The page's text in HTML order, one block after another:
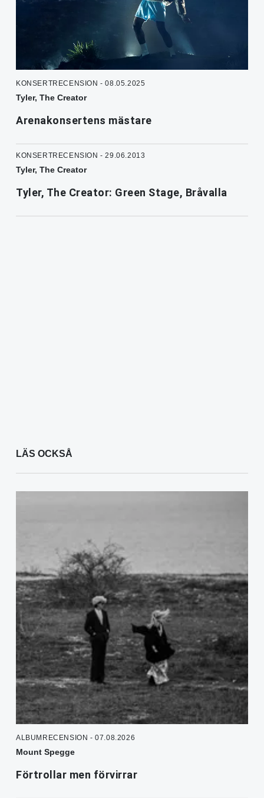
KONSERTRECENSION - 08.05.2025
Tyler, The Creator
Arenakonsertens mästare
KONSERTRECENSION - 29.06.2013
Tyler, The Creator
Tyler, The Creator: Green Stage, Bråvalla
LÄS OCKSÅ
ALBUMRECENSION - 07.08.2026
Mount Spegge
Förtrollar men förvirrar